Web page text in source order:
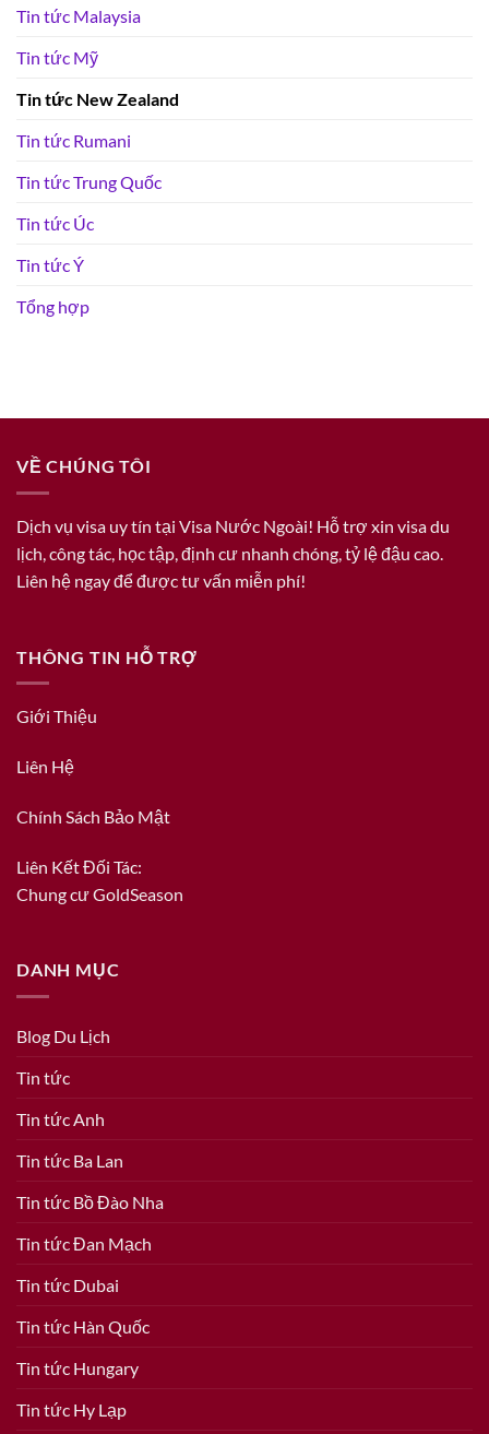
Tin tức Malaysia
Tin tức Mỹ
Tin tức New Zealand
Tin tức Rumani
Tin tức Trung Quốc
Tin tức Úc
Tin tức Ý
Tổng hợp
VỀ CHÚNG TÔI
Dịch vụ visa uy tín tại Visa Nước Ngoài! Hỗ trợ xin visa du
lịch, công tác, học tập, định cư nhanh chóng, tỷ lệ đậu cao.
Liên hệ ngay để được tư vấn miễn phí!
THÔNG TIN HỖ TRỢ
Giới Thiệu
Liên Hệ
Chính Sách Bảo Mật
Liên Kết Đối Tác:
Chung cư GoldSeason
DANH MỤC
Blog Du Lịch
Tin tức
Tin tức Anh
Tin tức Ba Lan
Tin tức Bồ Đào Nha
Tin tức Đan Mạch
Tin tức Dubai
Tin tức Hàn Quốc
Tin tức Hungary
Tin tức Hy Lạp